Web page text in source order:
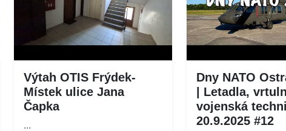
Výtah OTIS Frýdek-
Místek ulice Jana
Čapka
...
Dny NATO
| Letadla,
vojenská
20.9.2025 #12